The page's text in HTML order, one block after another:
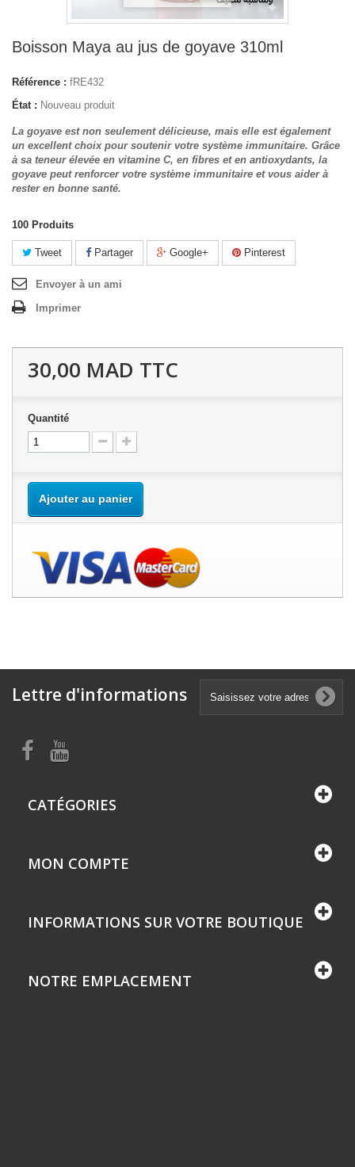
Boisson Maya au jus de goyave 310ml
Référence : fRE432
État : Nouveau produit
La goyave est non seulement délicieuse, mais elle est également
un excellent choix pour soutenir votre système immunitaire. Grâce
à sa teneur élevée en vitamine C, en fibres et en antioxydants, la
goyave peut renforcer votre système immunitaire et vous aider à
rester en bonne santé.
100 Produits
Tweet Partager Google+ Pinterest
Envoyer à un ami
Imprimer
30,00 MAD TTC
Quantité
Ajouter au panier
Lettre d'informations
CATÉGORIES
MON COMPTE
INFORMATIONS SUR VOTRE BOUTIQUE
NOTRE EMPLACEMENT